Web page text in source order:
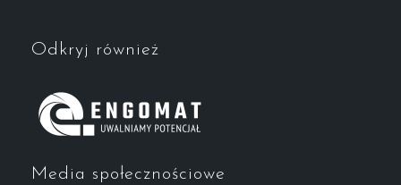
Odkryj również
Media społecznościowe